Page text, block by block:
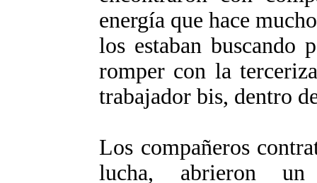
energía que hace
los estaban buscando
romper con la
trabajador bis, dentro
Los compañeros
lucha, abrieron